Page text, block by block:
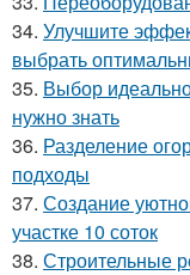
34. Улучшите
выбрать
35. Выбор
нужно знать
36. Разделение
подходы
37. Создание
участке 10 соток
38. Строительные